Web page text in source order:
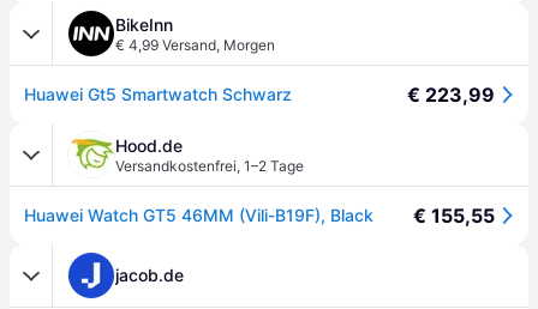
BikeInn
€ 4,99 Versand, Morgen
Huawei Gt5 Smartwatch Schwarz € 223,99
Hood.de
Versandkostenfrei, 1–2 Tage
Huawei Watch GT5 46MM (Vili-B19F), Black € 155,55
jacob.de